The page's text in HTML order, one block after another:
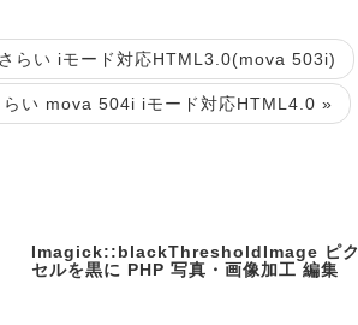
らい iモード対応HTML3.0(mova 503i)
らい mova 504i iモード対応HTML4.0 »
Imagick::blackThresholdImage ピク
セルを黒に PHP 写真・画像加工 編集